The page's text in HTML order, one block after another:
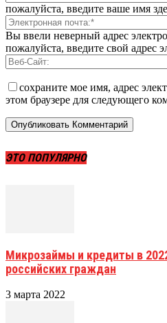
пожалуйста, введите ваше имя
Вы ввели неверный адрес
пожалуйста, введите свой адрес
сохраните мое имя, адрес
этом браузере для следующего
ЭТО ПОПУЛЯРНО
Микрозаймы и кредиты в
российских граждан
3 марта 2022